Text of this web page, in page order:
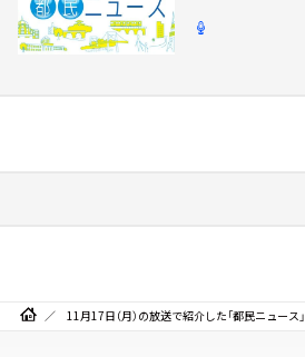
11月17日（月）の放送で紹介した「都民ニュース」